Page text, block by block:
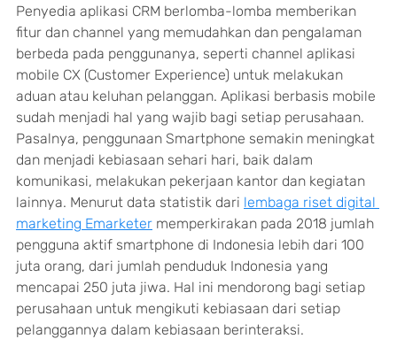
Penyedia aplikasi CRM berlomba-lomba memberikan
fitur dan channel yang memudahkan dan pengalaman
berbeda pada penggunanya, seperti channel aplikasi
mobile CX (Customer Experience) untuk melakukan
aduan atau keluhan pelanggan. Aplikasi berbasis mobile
sudah menjadi hal yang wajib bagi setiap perusahaan.
Pasalnya, penggunaan Smartphone semakin meningkat
dan menjadi kebiasaan sehari hari, baik dalam
komunikasi, melakukan pekerjaan kantor dan kegiatan
lainnya. Menurut data statistik dari lembaga riset digital
marketing Emarketer memperkirakan pada 2018 jumlah
pengguna aktif smartphone di Indonesia lebih dari 100
juta orang, dari jumlah penduduk Indonesia yang
mencapai 250 juta jiwa. Hal ini mendorong bagi setiap
perusahaan untuk mengikuti kebiasaan dari setiap
pelanggannya dalam kebiasaan berinteraksi.